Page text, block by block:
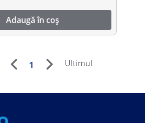
Adaugă în coș
1 Ultimul